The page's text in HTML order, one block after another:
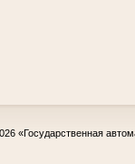
«Государственная